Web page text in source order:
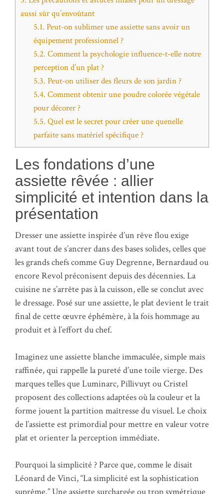
aussi sûr qu’envoûtant
5.1. Peut-on sublimer une assiette sans avoir un
équipement professionnel ?
5.2. Comment la psychologie influence-t-elle notre
perception d’un plat ?
5.3. Peut-on utiliser des fleurs de son jardin ?
5.4. Comment obtenir une poudre colorée végétale
pour décorer ?
5.5. Quel est le secret pour créer une quenelle
parfaite sans matériel spécifique ?
Les fondations d’une
assiette rêvée : allier
simplicité et intention dans la
présentation
Dresser une assiette inspirée d’un rêve flou exige
avant tout de s’ancrer dans des bases solides, celles que
les grands chefs comme Guy Degrenne, Bernardaud ou
encore Revol préconisent depuis des décennies. La
cuisine ne s’arrête pas à la cuisson, elle se conclut avec
le dressage. Posé sur une assiette, le plat devient le trait
final de cette œuvre éphémère, à la fois hommage au
produit et à l’effort du chef.
Imaginez une assiette blanche immaculée, simple mais
raffinée, qui rappelle la pureté d’une toile vierge. Des
marques telles que Luminarc, Pillivuyt ou Cristel
proposent des collections adaptées où la couleur et la
forme jouent la partition maîtresse du visuel. Le choix
de l’assiette est primordial pour mettre en valeur votre
plat et orienter la perception immédiate.
Pourquoi la simplicité ? Parce que, comme le disait
Léonard de Vinci, “La simplicité est la sophistication